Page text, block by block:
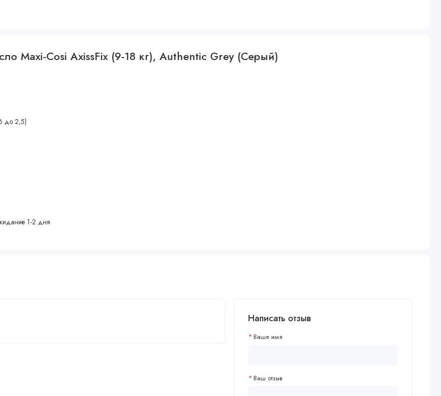
в зависимости от возраста
Maxi-Cosi AxissFix (9-18 кг), Authentic Grey (Серый)
до 2,5)
1-2 дня
Написать отзыв
Ваше имя
Ваш отзыв